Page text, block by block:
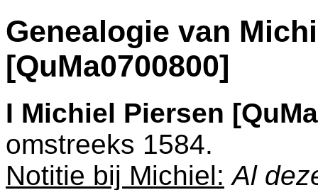
Genealogie van
[QuMa0700800]
I Michiel Piersen
omstreeks 1584.
Notitie bij Michiel: Al